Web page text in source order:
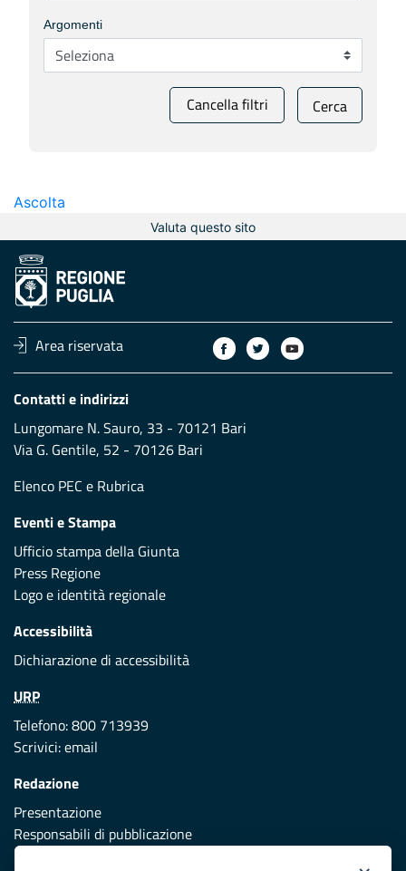
Argomenti
Cancella filtri Cerca
Ascolta
Valuta questo sito
Area riservata
Contatti e indirizzi
Lungomare N. Sauro, 33 - 70121 Bari
Via G. Gentile, 52 - 70126 Bari
Elenco PEC e Rubrica
Eventi e Stampa
Ufficio stampa della Giunta
Press Regione
Logo e identità regionale
Accessibilità
Dichiarazione di accessibilità
URP
Telefono: 800 713939
Scrivici:email
Redazione
Presentazione
Responsabili di pubblicazione